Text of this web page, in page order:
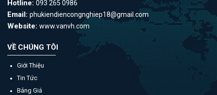
Hotline: 093 265 0986
Email: phukiendiencongnghiep18@gmail.com
Website: www.vanvh.com
VỀ CHÚNG TÔI
Giới Thiệu
Tin Tức
Bảng Giá